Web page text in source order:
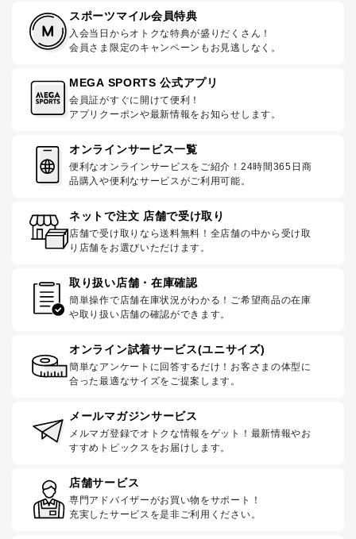
スポーツマイル会員特典
入会当日からオトクな特典が盛りだくさん！
会員さま限定のキャンペーンもお見逃しなく。
MEGA SPORTS 公式アプリ
会員証がすぐに開けて便利！
アプリクーポンや最新情報をお知らせします。
オンラインサービス一覧
便利なオンラインサービスをご紹介！24時間365日商
品購入や便利なサービスがご利用可能。
ネットで注文 店舗で受け取り
店舗で受け取りなら送料無料！全店舗の中から受け取
り店舗をお選びいただけます。
取り扱い店舗・在庫確認
簡単操作で店舗在庫状況がわかる！ご希望商品の在庫
や取り扱い店舗の確認ができます。
オンライン試着サービス(ユニサイズ)
簡単なアンケートに回答するだけ！お客さまの体型に
合った最適なサイズをご提案します。
メールマガジンサービス
メルマガ登録でオトクな情報をゲット！最新情報やお
すすめトピックスをお届けします。
店舗サービス
専門アドバイザーがお買い物をサポート！
充実したサービスを是非ご利用ください。